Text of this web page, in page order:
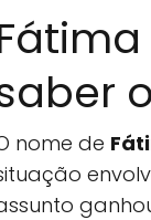
nome de